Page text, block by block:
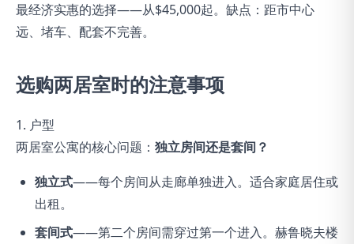
最经济实惠的选择——从$45,000起。缺点：距市中心
远、堵车、配套不完善。
选购两居室时的注意事项
1. 户型
两居室公寓的核心问题： 独立房间还是套间？
独立式——每个房间从走廊单独进入。适合家庭居住或
出租。
套间式——第二个房间需穿过第一个进入。赫鲁晓夫楼